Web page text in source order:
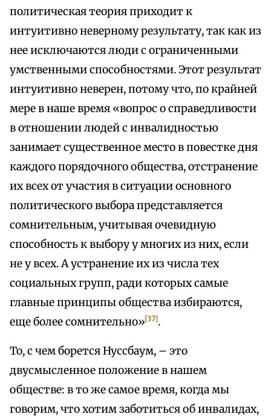
политическая теория приходит к
интуитивно неверному результату, так как из
нее исключаются люди с ограниченными
умственными способностями. Этот результат
интуитивно неверен, потому что, по крайней
мере в наше время «вопрос о справедливости
в отношении людей с инвалидностью
занимает существенное место в повестке дня
каждого порядочного общества, отстранение
их всех от участия в ситуации основного
политического выбора представляется
сомнительным, учитывая очевидную
способность к выбору у многих из них, если
не у всех. А устранение их из числа тех
социальных групп, ради которых самые
главные принципы общества избираются,
еще более сомнительно»[37].
То, с чем борется Нуссбаум, – это
двусмысленное положение в нашем
обществе: в то же самое время, когда мы
говорим, что хотим заботиться об инвалидах,